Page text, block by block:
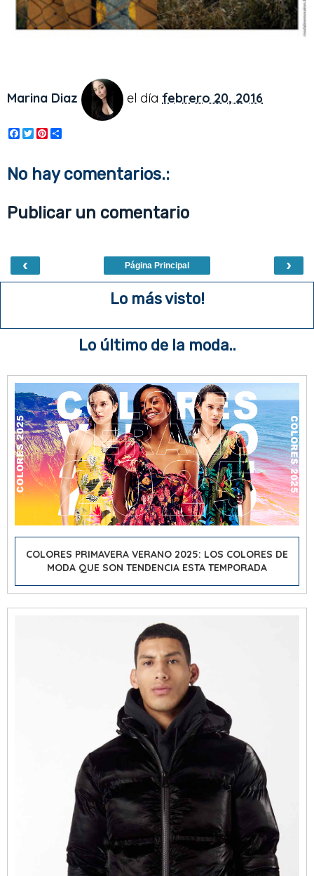
Marina Diaz el día febrero 20, 2016
F
a
e
b
k
T
w
t
t
P
t
e
s
t
r
e
No hay comentarios.:
Publicar un comentario
‹ ›
Página Principal
Lo más visto!
Lo último de la moda..
COLORES PRIMAVERA VERANO 2025: LOS COLORES DE
MODA QUE SON TENDENCIA ESTA TEMPORADA